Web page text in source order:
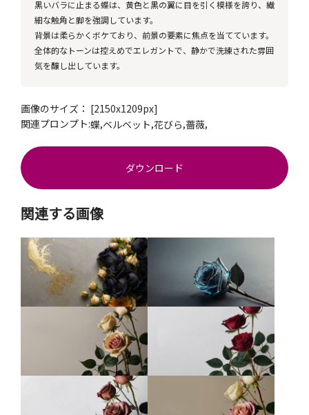
黒いバラに止まる蝶は、黄色と黒の翼に目を引く模様を誇り、繊
細な触角と脚を強調しています。
背景は柔らかくボケており、前景の要素に焦点を当てています。
全体的なトーンは控えめでエレガントで、静かで洗練された雰囲
気を醸し出しています。
画像のサイズ： [2150x1209px]
関連プロンプト:蝶,ベルベット,花びら,薔薇,
ダウンロード
関連する画像